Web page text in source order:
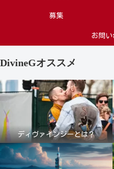
募集
お問
DivineGオススメ
ディヴァインジーとは？